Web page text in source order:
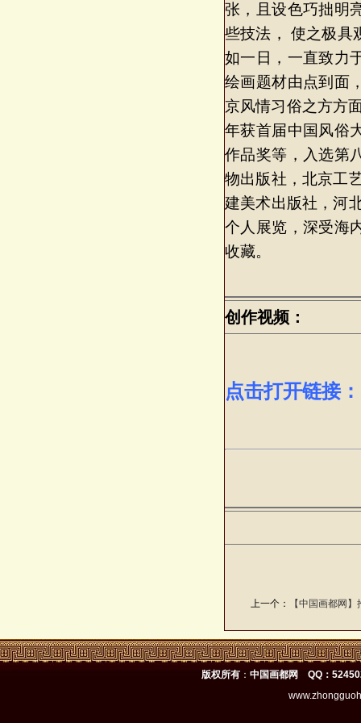
张，且设色巧拙明
些技法， 使之极具
如一日，一直致力
绘画题材由点到面
京风情习俗之方方
年获首届中国风俗
作品奖等，入选第
物出版社，北京工
建美术出版社，河
个人展览，深受海
收藏。
创作视频：
点击打开链接
上一个： 【中国画都网
版权所有 ： 中国画都网 QQ：